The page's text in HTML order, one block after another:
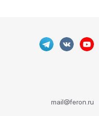
mail@feron.ru